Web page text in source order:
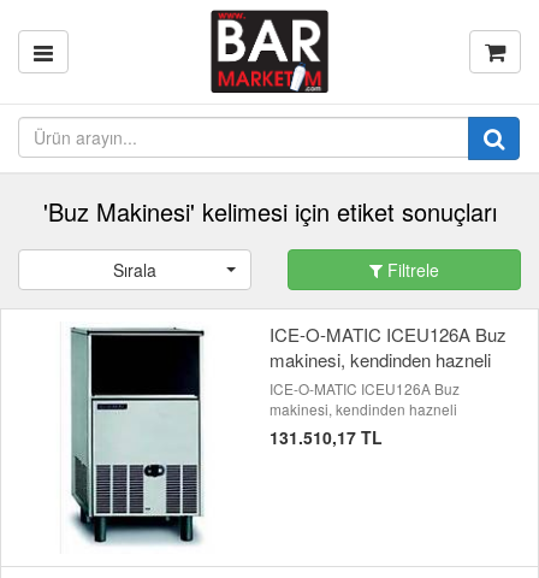
'Buz Makinesi' kelimesi için etiket sonuçları
Sırala Filtrele
ICE-O-MATIC ICEU126A Buz
makinesi, kendinden hazneli
ICE-O-MATIC ICEU126A Buz
makinesi, kendinden hazneli
131.510,17 TL